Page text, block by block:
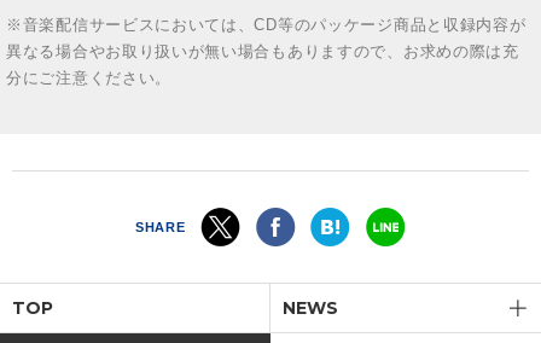
※音楽配信サービスにおいては、CD等のパッケージ商品と収録内容が
異なる場合やお取り扱いが無い場合もありますので、お求めの際は充
分にご注意ください。
SHARE
TOP NEWS